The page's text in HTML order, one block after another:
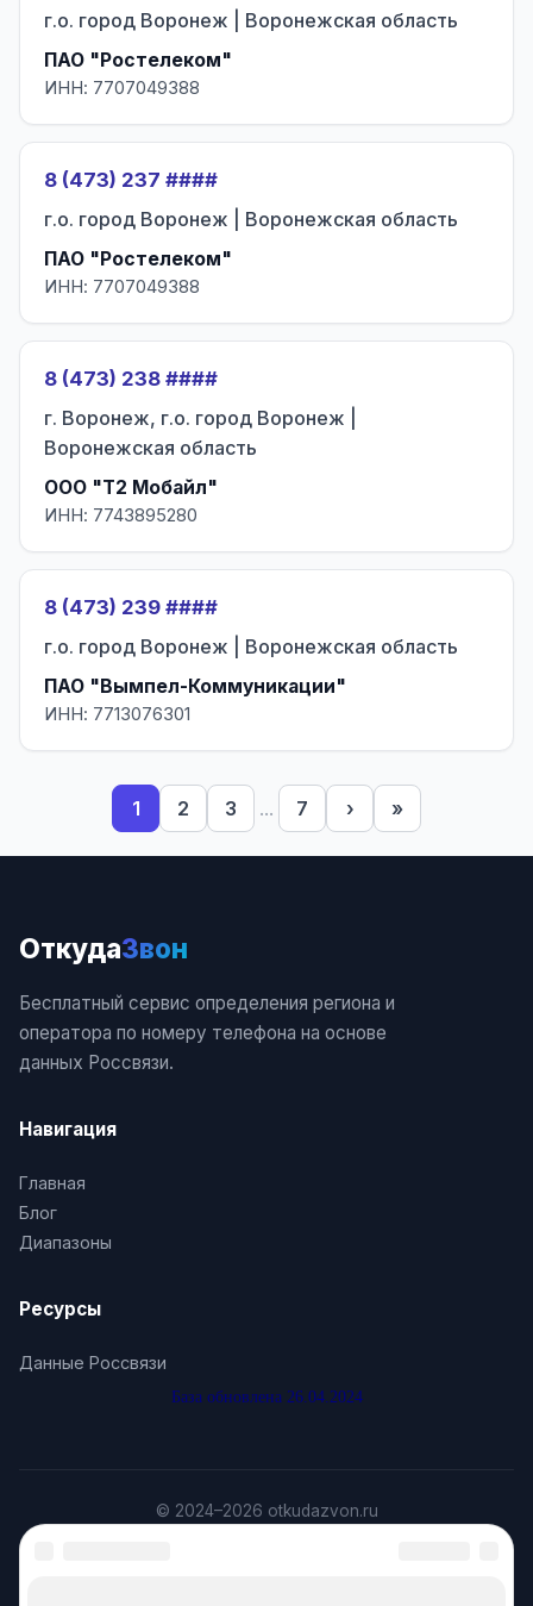
г.о. город Воронеж | Воронежская область
ПАО "Ростелеком"
ИНН: 7707049388
8 (473) 237 ####
г.о. город Воронеж | Воронежская область
ПАО "Ростелеком"
ИНН: 7707049388
8 (473) 238 ####
г. Воронеж, г.о. город Воронеж |
Воронежская область
ООО "Т2 Мобайл"
ИНН: 7743895280
8 (473) 239 ####
г.о. город Воронеж | Воронежская область
ПАО "Вымпел-Коммуникации"
ИНН: 7713076301
1 2 3 ... 7 › »
ОткудаЗвон
Бесплатный сервис определения региона и
оператора по номеру телефона на основе
данных Россвязи.
Навигация
Главная
Блог
Диапазоны
Ресурсы
Данные Россвязи
База обновлена 26.04.2024
© 2024–2026 otkudazvon.ru